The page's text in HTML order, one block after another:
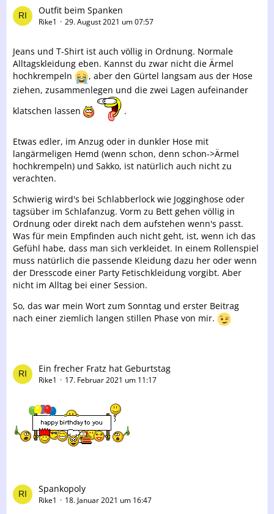
Outfit beim Spanken
Rike1 29. August 2021 um 07:57
Jeans und T-Shirt ist auch völlig in Ordnung. Normale
Alltagskleidung eben. Kannst du zwar nicht die Ärmel
hochkrempeln
, aber den Gürtel langsam aus der Hose
ziehen, zusammenlegen und die zwei Lagen aufeinander
klatschen lassen
.
Etwas edler, im Anzug oder in dunkler Hose mit
langärmeligen Hemd (wenn schon, denn schon->Ärmel
hochkrempeln) und Sakko, ist natürlich auch nicht zu
verachten.
Schwierig wird's bei Schlabberlock wie Jogginghose oder
tagsüber im Schlafanzug. Vorm zu Bett gehen völlig in
Ordnung oder direkt nach dem aufstehen wenn's passt.
Was für mein Empfinden auch nicht geht, ist, wenn ich das
Gefühl habe, dass man sich verkleidet. In einem Rollenspiel
muss natürlich die passende Kleidung dazu her oder wenn
der Dresscode einer Party Fetischkleidung vorgibt. Aber
nicht im Alltag bei einer Session.
So, das war mein Wort zum Sonntag und erster Beitrag
nach einer ziemlich langen stillen Phase von mir.
Ein frecher Fratz hat Geburtstag
Rike1 17. Februar 2021 um 11:17
Spankopoly
Rike1 18. Januar 2021 um 16:47